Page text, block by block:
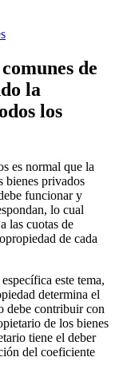
de
la
los
es normal que la
bienes privados
funcionar y
lo cual
las cuotas de
de cada
este tema,
determina el
debe contribuir con
de los bienes
tiene el deber
del coeficiente